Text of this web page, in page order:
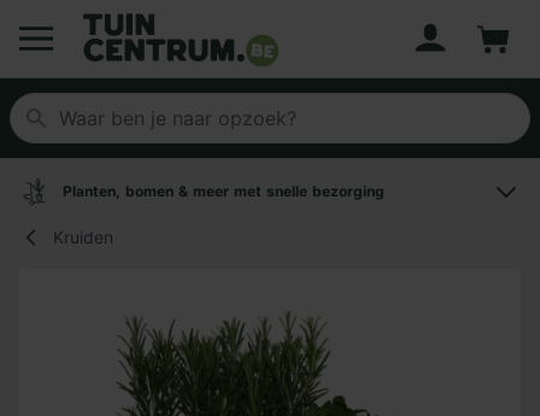
Logo Tuincentrum.be
Planten, bomen & meer met snelle bezorging
Kruiden